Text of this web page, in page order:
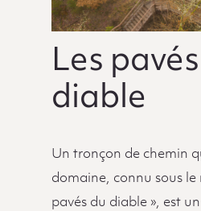
Les
diable
Un tronçon de chemin
domaine, connu sous le
pavés du diable », est un